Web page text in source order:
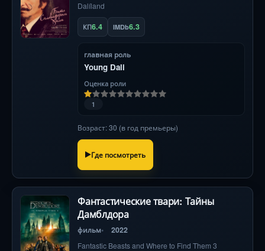
Dalíland
КП6.4 IMDb6.3
главная роль
Young Dali
Оценка роли
1
Возраст: 30 (в год премьеры)
Где посмотреть
Фантастические твари: Тайны
Дамблдора
фильм 2022
Fantastic Beasts and Where to Find Them 3